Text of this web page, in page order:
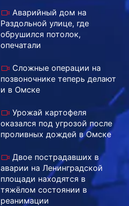
Аварийный дом на
Раздольной улице, где
обрушился потолок,
опечатали
Сложные операции на
позвоночнике теперь делают
и в Омске
Урожай картофеля
оказался под угрозой после
проливных дождей в Омске
Двое пострадавших в
аварии на Ленинградской
площади находятся в
тяжёлом состоянии в
реанимации